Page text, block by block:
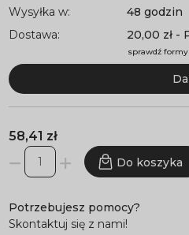
Wysyłka w:
48 godzin
Dostawa:
20,00 zł -
sprawdź
58,41 zł
Do koszyka
Potrzebujesz pomocy?
Skontaktuj się z nami!